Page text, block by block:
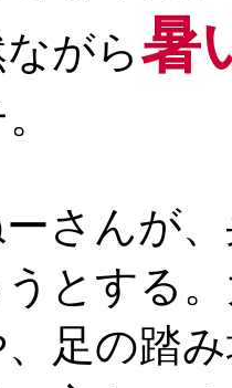
がら暑
さんが
とする
足の踏